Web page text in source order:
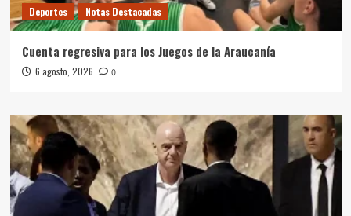
Deportes Notas Destacadas
Cuenta regresiva para los Juegos de la Araucanía
6 agosto, 2026 0